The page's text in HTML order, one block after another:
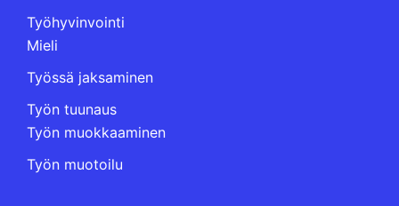
Työhyvinvointi
Mieli
Työssä jaksaminen
Työn tuunaus
Työn muokkaaminen
Työn muotoilu